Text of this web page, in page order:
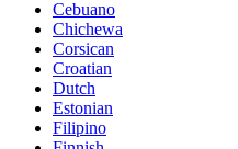
Cebuano
Chichewa
Corsican
Croatian
Dutch
Estonian
Filipino